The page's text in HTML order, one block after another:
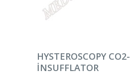
DEVAMINI OKU
HYSTEROSCOPY CO2-
INSUFFLATOR